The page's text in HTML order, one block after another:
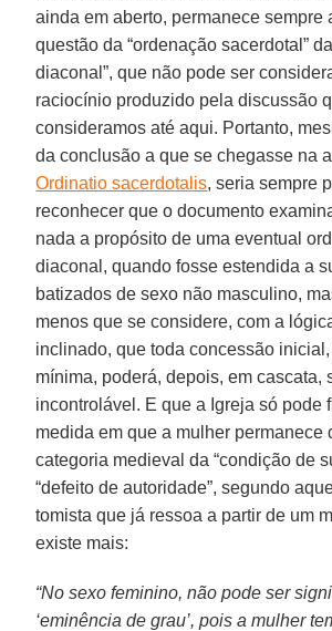
ainda em aberto, permanece sempre
questão da “ordenação sacerdotal”
diaconal”, que não pode ser
raciocínio produzido pela discussão
consideramos até aqui. Portanto,
da conclusão a que se chegasse na
Ordinatio sacerdotalis, seria sempre
reconhecer que o documento
nada a propósito de uma eventual
diaconal, quando fosse estendida a
batizados de sexo não masculino,
menos que se considere, com a
inclinado, que toda concessão
mínima, poderá, depois, em cascata,
incontrolável. E que a Igreja só pode
medida em que a mulher permanece
categoria medieval da “condição de
“defeito de autoridade”, segundo
tomista que já ressoa a partir de um
existe mais:
“No sexo feminino, não pode ser
‘eminência de grau’, pois a mulher